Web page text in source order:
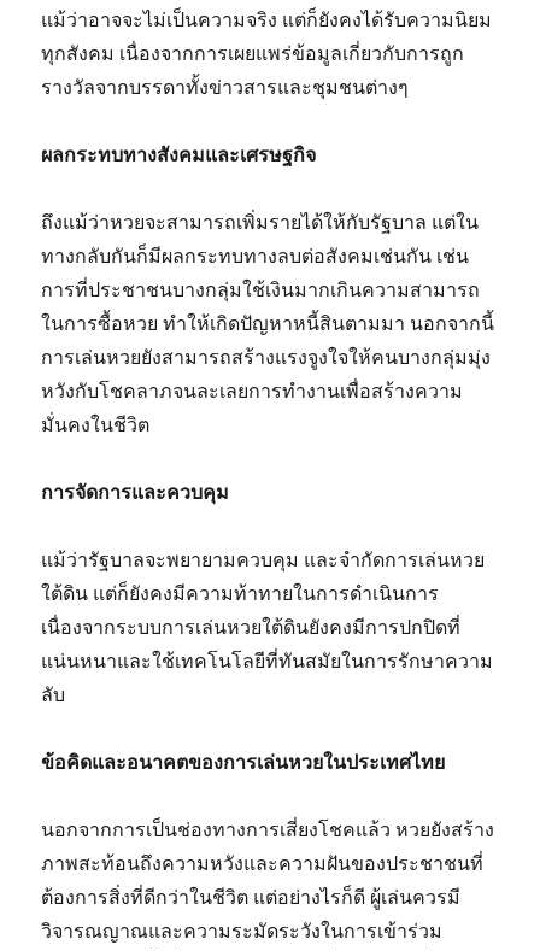
แม้ว่าอาจจะไม่เป็นความจริง แต่ก็ยังคงได้รับความนิยม
ทุกสังคม เนื่องจากการเผยแพร่ข้อมูลเกี่ยวกับการถูก
รางวัลจากบรรดาทั้งข่าวสารและชุมชนต่างๆ
ผลกระทบทางสังคมและเศรษฐกิจ
ถึงแม้ว่าหวยจะสามารถเพิ่มรายได้ให้กับรัฐบาล แต่ใน
ทางกลับกันก็มีผลกระทบทางลบต่อสังคมเช่นกัน เช่น
การที่ประชาชนบางกลุ่มใช้เงินมากเกินความสามารถ
ในการซื้อหวย ทำให้เกิดปัญหาหนี้สินตามมา นอกจากนี้
การเล่นหวยยังสามารถสร้างแรงจูงใจให้คนบางกลุ่มมุ่ง
หวังกับโชคลาภจนละเลยการทำงานเพื่อสร้างความ
มั่นคงในชีวิต
การจัดการและควบคุม
แม้ว่ารัฐบาลจะพยายามควบคุม และจำกัดการเล่นหวย
ใต้ดิน แต่ก็ยังคงมีความท้าทายในการดำเนินการ
เนื่องจากระบบการเล่นหวยใต้ดินยังคงมีการปกปิดที่
แน่นหนาและใช้เทคโนโลยีที่ทันสมัยในการรักษาความ
ลับ
ข้อคิดและอนาคตของการเล่นหวยในประเทศไทย
นอกจากการเป็นช่องทางการเสี่ยงโชคแล้ว หวยยังสร้าง
ภาพสะท้อนถึงความหวังและความฝันของประชาชนที่
ต้องการสิ่งที่ดีกว่าในชีวิต แต่อย่างไรก็ดี ผู้เล่นควรมี
วิจารณญาณและความระมัดระวังในการเข้าร่วม